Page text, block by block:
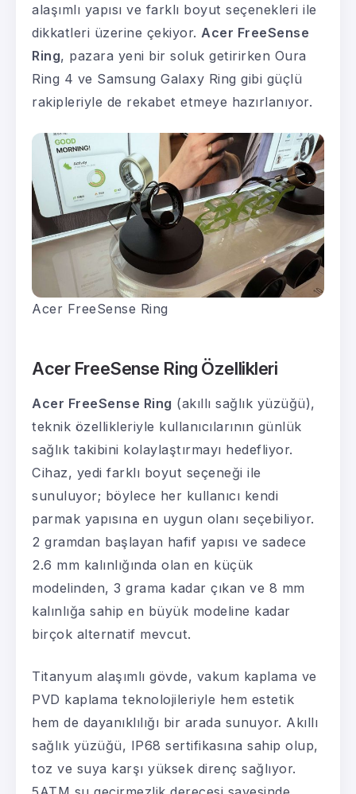
alaşımlı yapısı ve farklı boyut seçenekleri ile
dikkatleri üzerine çekiyor. Acer FreeSense
Ring, pazara yeni bir soluk getirirken Oura
Ring 4 ve Samsung Galaxy Ring gibi güçlü
rakipleriyle de rekabet etmeye hazırlanıyor.
Acer FreeSense Ring
Acer FreeSense Ring Özellikleri
Acer FreeSense Ring (akıllı sağlık yüzüğü),
teknik özellikleriyle kullanıcılarının günlük
sağlık takibini kolaylaştırmayı hedefliyor.
Cihaz, yedi farklı boyut seçeneği ile
sunuluyor; böylece her kullanıcı kendi
parmak yapısına en uygun olanı seçebiliyor.
2 gramdan başlayan hafif yapısı ve sadece
2.6 mm kalınlığında olan en küçük
modelinden, 3 grama kadar çıkan ve 8 mm
kalınlığa sahip en büyük modeline kadar
birçok alternatif mevcut.
Titanyum alaşımlı gövde, vakum kaplama ve
PVD kaplama teknolojileriyle hem estetik
hem de dayanıklılığı bir arada sunuyor. Akıllı
sağlık yüzüğü, IP68 sertifikasına sahip olup,
toz ve suya karşı yüksek direnç sağlıyor.